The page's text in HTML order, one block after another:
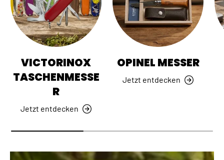
VICTORINOX
TASCHENMESSE
R
Jetzt entdecken
OPINEL MESSER
Jetzt entdecken